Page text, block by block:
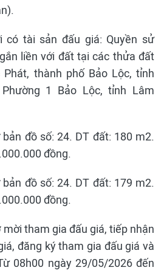
có tài sản đấu giá: Quyền sử
liền với đất tại các thửa đất
thành phố Bảo Lộc, tỉnh
1 Bảo Lộc, tỉnh Lâm
đồ số: 24. DT đất: 180 m2.
đồng.
đồ số: 24. DT đất: 179 m2.
đồng.
mời tham gia đấu giá, tiếp nhận
đăng ký tham gia đấu giá và
08h00 ngày 29/05/2026 đến